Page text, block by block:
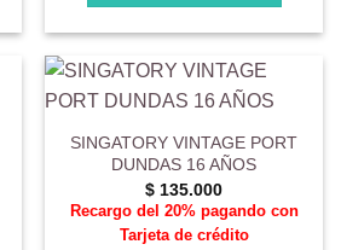
SINGATORY VINTAGE PORT
DUNDAS 16 AÑOS
$ 135.000
Recargo del 20% pagando con
Tarjeta de crédito